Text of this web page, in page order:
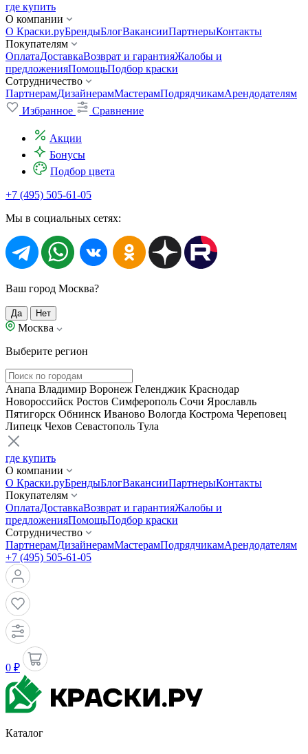
где купить
О компании
О Краски.руБрендыБлогВакансииПартнерыКонтакты
Покупателям
ОплатаДоставкаВозврат и гарантияЖалобы и
предложенияПомощьПодбор краски
Сотрудничество
ПартнерамДизайнерамМастерамПодрядчикамАрендодателям
Избранное
Сравнение
Акции
Бонусы
Подбор цвета
+7 (495) 505-61-05
Мы в социальных сетях:
Ваш город Москва?
Да Нет
Москва
Выберите регион
Анапа Владимир Воронеж Геленджик Краснодар
Новороссийск Ростов Симферополь Сочи Ярославль
Пятигорск Обнинск Иваново Вологда Кострома Череповец
Липецк Чехов Севастополь Тула
где купить
О компании
О Краски.руБрендыБлогВакансииПартнерыКонтакты
Покупателям
ОплатаДоставкаВозврат и гарантияЖалобы и
предложенияПомощьПодбор краски
Сотрудничество
ПартнерамДизайнерамМастерамПодрядчикамАрендодателям
+7 (495) 505-61-05
0 ₽
Каталог